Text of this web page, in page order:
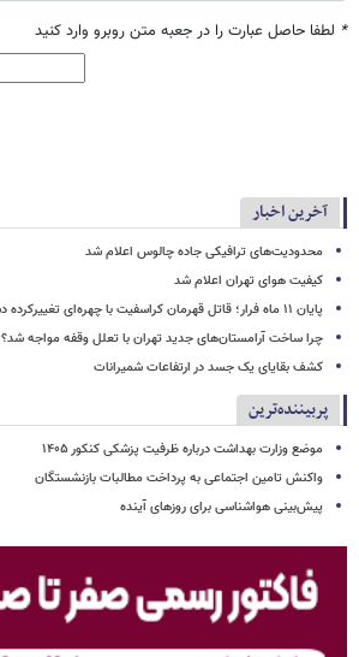
* لطفا حاصل عبارت را در جعبه متن روبرو وارد کنید
آخرین اخبار
محدودیت‌های ترافیکی جاده چالوس اعلام شد
کیفیت هوای تهران اعلام شد
پایان ۱۱ ماه فرار؛ قاتل قهرمان کراسفیت با چهره‌ای تغییرکرده دستگیر شد
چرا ساخت آرامستان‌های جدید تهران با تعلل وقفه مواجه شد؟
کشف بقایای یک جسد در ارتفاعات شمیرانات
پربیننده‌ترین
موضع وزارت بهداشت درباره ظرفیت پزشکی کنکور ۱۴۰۵
واکنش تامین اجتماعی به پرداخت مطالبات بازنشستگان
پیش‌بینی هواشناسی برای روزهای آینده